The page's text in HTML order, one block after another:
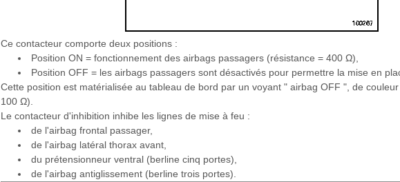
Ce contacteur comporte deux positions :
Position ON = fonctionnement des airbags passagers (résistance = 400 Ω),
Position OFF = les airbags passagers sont désactivés pour permettre la mise en
Cette position est matérialisée au tableau de bord par un voyant " airbag OFF ", de
100 Ω).
Le contacteur d'inhibition inhibe les lignes de mise à feu :
de l'airbag frontal passager,
de l'airbag latéral thorax avant,
du prétensionneur ventral (berline cinq portes),
de l'airbag antiglissement (berline trois portes).